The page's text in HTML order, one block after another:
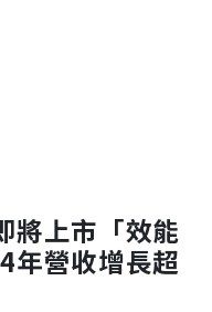
將上市「效能
營收增長超